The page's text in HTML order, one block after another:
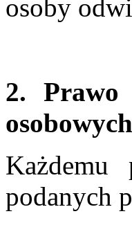
osoby
2. Prawo
osobowych
podanych